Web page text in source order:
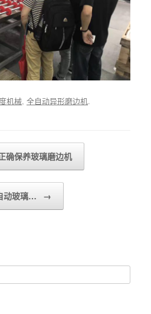
机械, 全自动异形磨边机.
确保养玻璃磨边机
动玻璃… →